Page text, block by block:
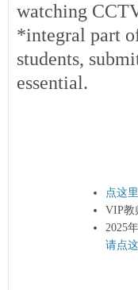
watching
*integral part
students,
essential.
点这
VIP教
2025
请点